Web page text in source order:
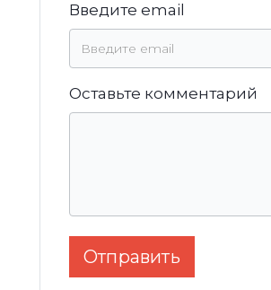
Введите email
Оставьте комментарий
Отправить